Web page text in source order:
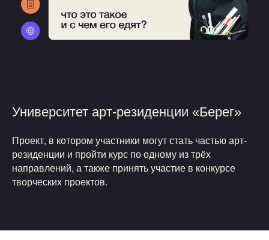
Университет арт-резиденции «Берег»
Проект, в котором участники могут стать частью арт-
резиденции и пройти курс по одному из трёх
направлений, а также принять участие в конкурсе
творческих проектов.